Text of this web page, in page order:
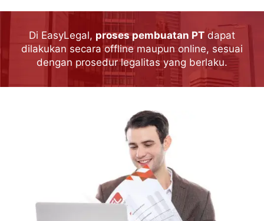
Di EasyLegal, proses pembuatan PT dapat
dilakukan secara offline maupun online, sesuai
dengan prosedur legalitas yang berlaku.